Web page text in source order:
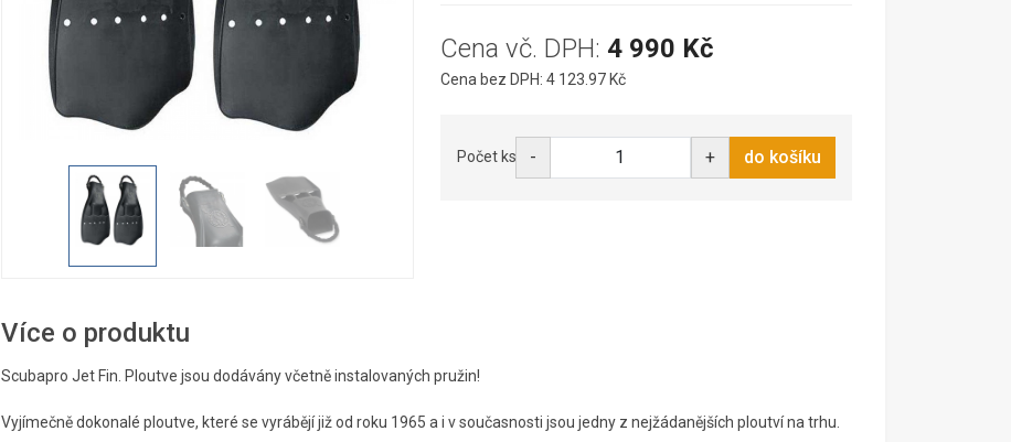
Cena vč. DPH: 4 990 Kč
Cena bez DPH: 4 123.97 Kč
Počet ks - + do košíku
Více o produktu
Scubapro Jet Fin. Ploutve jsou dodávány včetně instalovaných pružin!
Vyjímečně dokonalé ploutve, které se vyrábějí již od roku 1965 a i v současnosti jsou jedny z nejžádanějších ploutví na trhu.